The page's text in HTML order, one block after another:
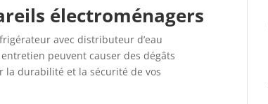
électroménagers
avec distributeur d’eau
peuvent causer des dégâts
la durabilité et la sécurité de vos